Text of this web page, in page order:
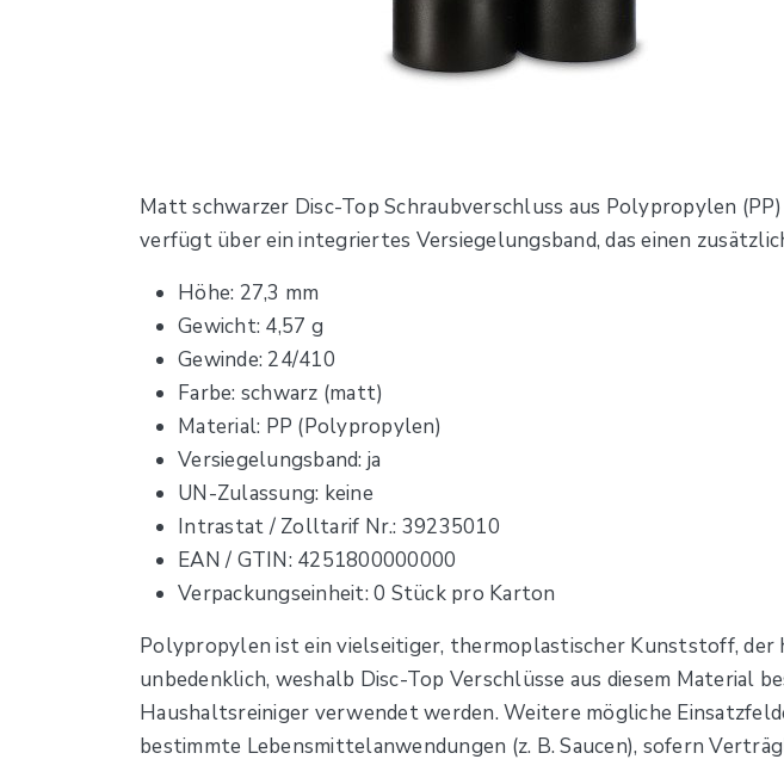
Matt schwarzer Disc-Top Schraubverschluss aus Polypropylen
verfügt über ein integriertes Versiegelungsband, das einen
Höhe: 27,3 mm
Gewicht: 4,57 g
Gewinde: 24/410
Farbe: schwarz (matt)
Material: PP (Polypropylen)
Versiegelungsband: ja
UN-Zulassung: keine
Intrastat / Zolltarif Nr.: 39235010
EAN / GTIN: 4251800000000
Verpackungseinheit: 0 Stück pro Karton
Polypropylen ist ein vielseitiger, thermoplastischer Kunststoff,
unbedenklich, weshalb Disc-Top Verschlüsse aus diesem Material
Haushaltsreiniger verwendet werden. Weitere mögliche
bestimmte Lebensmittelanwendungen (z. B. Saucen), sofern